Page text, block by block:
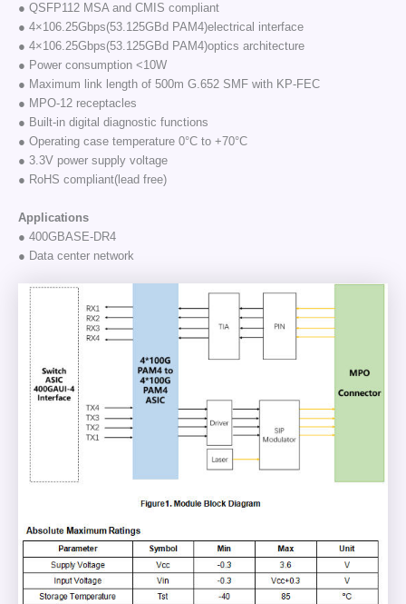
● QSFP112 MSA and CMIS compliant
● 4×106.25Gbps(53.125GBd PAM4)electrical interface
● 4×106.25Gbps(53.125GBd PAM4)optics architecture
● Power consumption <10W
● Maximum link length of 500m G.652 SMF with KP-FEC
● MPO-12 receptacles
● Built-in digital diagnostic functions
● Operating case temperature 0°C to +70°C
● 3.3V power supply voltage
● RoHS compliant(lead free)
Applications
● 400GBASE-DR4
● Data center network